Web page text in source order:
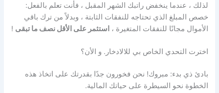
لذلك ، عندما ينخفض ​​راتبك الشهر المقبل ، فأنت تعلم بالفعل:
خصص المبلغ الذي تحتاجه للنفقات الثابتة ، وبدلاً من ترك باقي
الأموال مجانًا للنفقات المتغيرة ، استثمر على الأقل نصف ما تبقى !
اخترت التحدي الخاص بي للالادخار. و الأن؟
بادئ ذي بدء: مبروك! نحن فخورون جدًا بقدرتك على اتخاذ هذه
الخطوة نحو السيطرة على حياتك المالية.